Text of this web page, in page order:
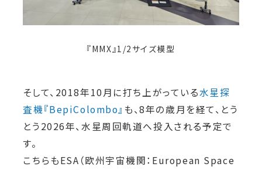
『MMX』1/2サイズ模型
そして、2018年10月に打ち上がっている水星探
査機『BepiColombo』 も、8年の歳月を経て、とう
とう2026年、水星周回軌道へ投入される予定で
す。
こちらもESA（欧州宇宙機関：European Space